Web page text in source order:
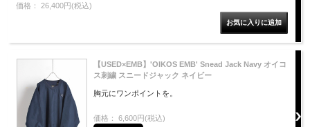
価格： 26,400円(税込)
【USED×EMB】'OIKOS EMB' Snead Jack Navy オイコ
ス刺繍 スニードジャック ネイビー
胸元にワンポイントを。
価格： 6,600円(税込)